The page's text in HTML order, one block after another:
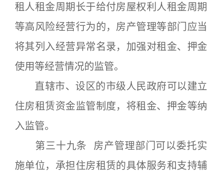
租人租金周期长于给付房屋权利人租金周期
等高风险经营行为的，房产管理等部门应当
将其列入经营异常名录，加强对租金、押金
使用等经营情况的监管。
直辖市、设区的市级人民政府可以建立
住房租赁资金监管制度，将租金、押金等纳
入监管。
第三十九条 房产管理部门可以委托实
施单位，承担住房租赁的具体服务和支持辅